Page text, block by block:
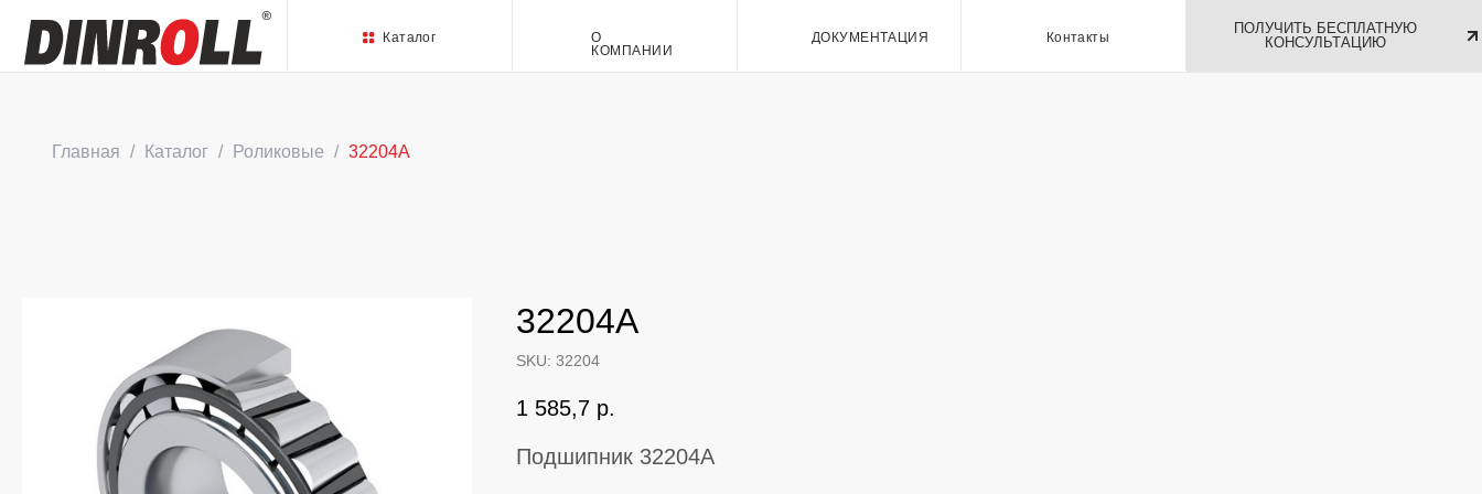
ДОКУМЕНТАЦИЯ
КОМПАНИИ
Каталог
ПОЛУЧИТЬ БЕСПЛАТНУЮ
Главная Каталог Роликовые 32204A
32204A
SKU: 32204
1 585,7 р.
Подшипник 32204A